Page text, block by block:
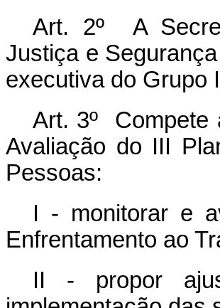
Art. 2º A
Justiça e
executiva do Grupo
Art. 3º Compete
Avaliação do III
Pessoas:
I - monitorar e
Enfrentamento ao
II - propor